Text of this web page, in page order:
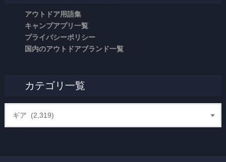
アウトドア用語集
キャンプアプリ一覧
プライバシーポリシー
国内のアウトドアブランド一覧
カテゴリ一覧